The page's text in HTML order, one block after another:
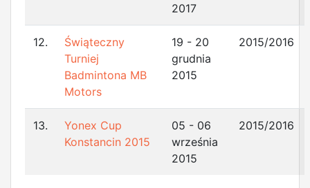
2017
12.
Świąteczny
Turniej
Badmintona MB
Motors
19 - 20
grudnia
2015
2015/2016
13.
Yonex Cup
Konstancin 2015
05 - 06
września
2015
2015/2016